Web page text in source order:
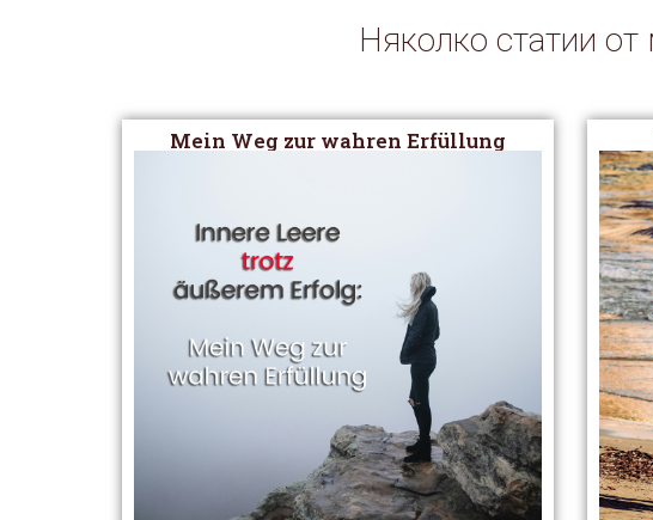
Няколко статии
Mein Weg zur wahren Erfüllung